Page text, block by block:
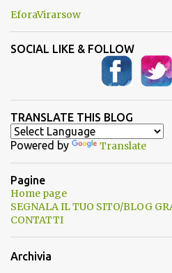
EforaVirarsow
SOCIAL LIKE & FOLLOW
TRANSLATE THIS BLOG
Powered by Translate
Pagine
Home page
SEGNALA IL TUO SITO/BLOG
CONTATTI
Archivia